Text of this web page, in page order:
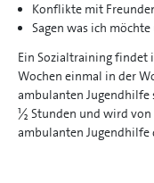
Konflikte mit
Sagen was ich
Ein Sozialtraining findet
Wochen einmal in der
ambulanten Jugendhilfe
½ Stunden und wird
ambulanten Jugendhilfe